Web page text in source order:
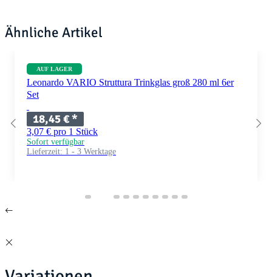
Ähnliche Artikel
AUF LAGER
Leonardo VARIO Struttura Trinkglas groß 280 ml 6er
Set
18,45 €*
3,07 € pro 1 Stück
Sofort verfügbar
Lieferzeit: 1 - 3 Werktage